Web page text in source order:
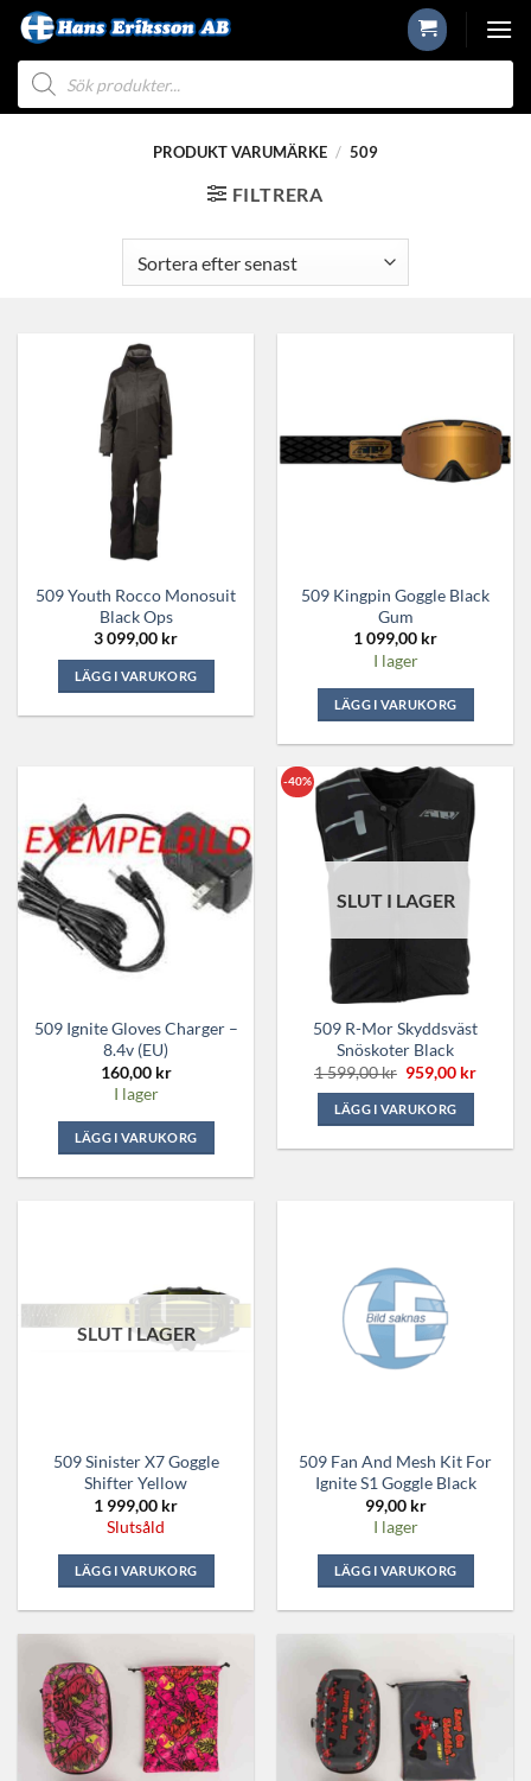
Skip
content
Produktsökning
PRODUKT VARUMÄRKE / 509
FILTRERA
509 Youth Rocco Monosuit
Black Ops
3 099,00 kr
LÄGG I VARUKORG
varianter.
De
olika
alternativen
kan
väljas
på
509 Kingpin Goggle Black
Gum
1 099,00 kr
I lager
LÄGG I VARUKORG
509 Ignite Gloves Charger –
8.4v (EU)
160,00 kr
I lager
LÄGG I VARUKORG
-40%
SLUT I LAGER
509 R-Mor Skyddsväst
Snöskoter Black
1 599,00kr Det
ursprungliga
priset
var:
1
599,00 kr.
959,00 krDet
LÄGG I VARUKORG
De
olika
alternativen
kan
SLUT I LAGER
509 Sinister X7 Goggle
Shifter Yellow
1 999,00 kr
Slutsåld
LÄGG I VARUKORG
509 Fan And Mesh Kit For
Ignite S1 Goggle Black
99,00 kr
I lager
LÄGG I VARUKORG